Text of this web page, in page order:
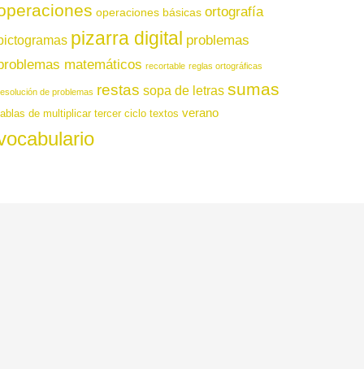
operaciones básicas ortografía
pizarra digital problemas
matemáticos recortable reglas ortográficas
de problemas restas sopa de letras sumas
de multiplicar tercer ciclo textos verano